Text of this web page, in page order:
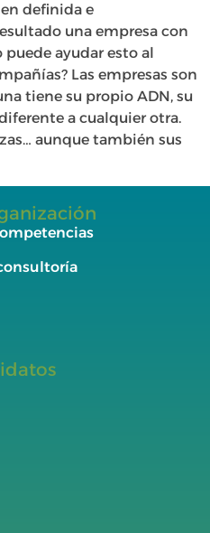
definida e
una empresa con
ayudar esto al
Las empresas son
tiene su propio ADN, su
a cualquier otra.
aunque también sus